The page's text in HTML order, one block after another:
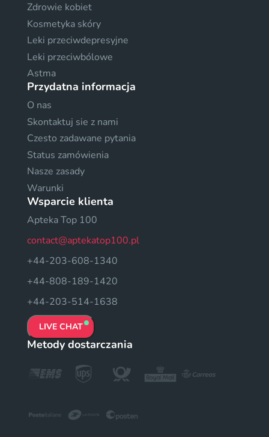
Zdrowie kobiet
Kosmetyka skóry
Leki przeciwdepresyjne
Leki przeciwbólowe
Astma
Przydatna informacja
O nas
Skontaktuj sie z nami
Czesto zadawane pytania
Status zamówienia
Nasze zasady
Warunki
Wsparcie klienta
Apteka Top 100
contact@aptekatop100.pl
+44-203-608-1340
+44-808-189-1420
+44-203-514-1638
LIVE CHAT
Metody dostarczania